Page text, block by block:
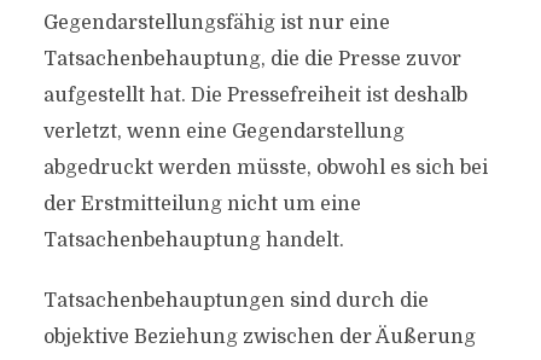
Gegendarstellungsfähig ist nur eine
Tatsachenbehauptung, die die Presse zuvor
aufgestellt hat. Die Pressefreiheit ist deshalb
verletzt, wenn eine Gegendarstellung
abgedruckt werden müsste, obwohl es sich bei
der Erstmitteilung nicht um eine
Tatsachenbehauptung handelt.
Tatsachenbehauptungen sind durch die
objektive Beziehung zwischen der Äußerung